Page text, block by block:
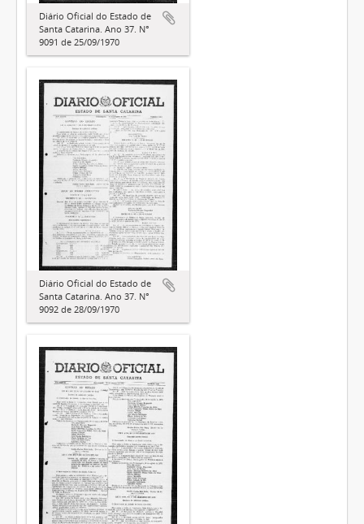
Diário Oficial do Estado de
Santa Catarina. Ano 37. N°
9091 de 25/09/1970
Diário Oficial do Estado de
Santa Catarina. Ano 37. N°
9092 de 28/09/1970